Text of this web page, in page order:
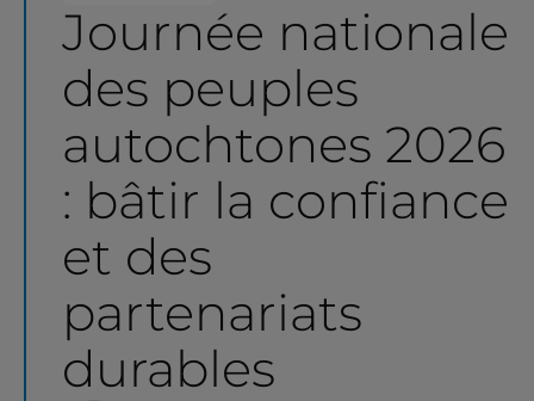
Journée nationale
des peuples
autochtones 2026
: bâtir la confiance
et des
partenariats
durables